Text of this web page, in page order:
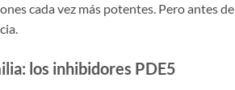
cada vez más potentes. Pero antes
los inhibidores PDE5